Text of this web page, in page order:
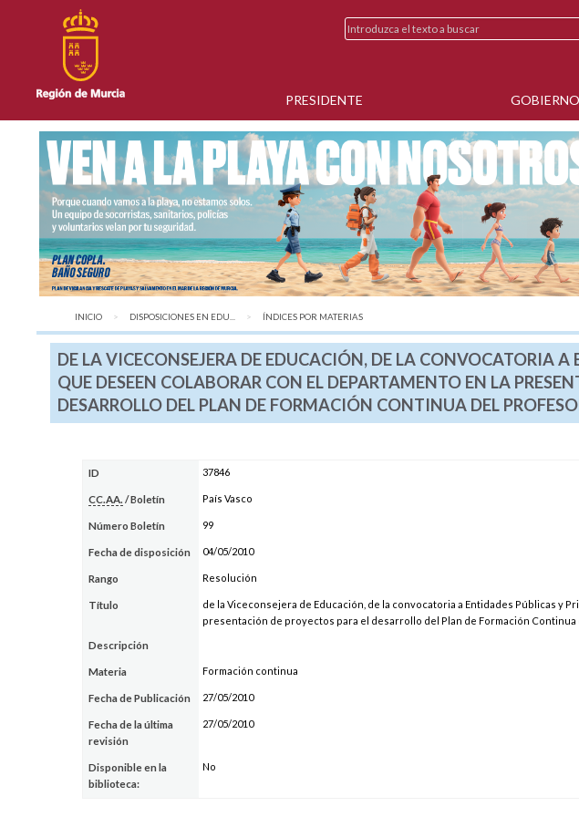
PRESIDENTE
INICIO DISPOSICIONES EN EDU... AQUÍ:
ÍNDICES POR MATERIAS
DE LA VICECONSEJERA DE EDUCACIÓN, DE LA CONVOCATORIA
QUE DESEEN COLABORAR CON EL DEPARTAMENTO EN LA
DESARROLLO DEL PLAN DE FORMACIÓN CONTINUA DEL
ID 37846
CC.AA. / Boletín País Vasco
Número Boletín 99
Fecha de disposición 04/05/2010
Rango Resolución
Título
de la Viceconsejera de Educación, de la convocatoria a Entidades Públicas y
presentación de proyectos para el desarrollo del Plan de Formación
Descripción
Materia Formación continua
Fecha de Publicación 27/05/2010
Fecha de la última
revisión
27/05/2010
Disponible en la
biblioteca:
No